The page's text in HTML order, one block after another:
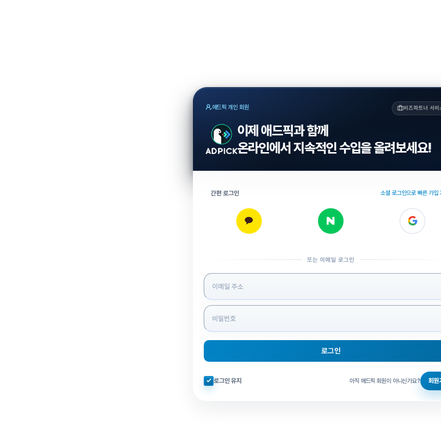
애드픽 개인 회원 비즈파트너 서비
이제 애드픽과 함께
온라인에서 지속적인 수입을 올려보세요!
간편 로그인 소셜 로그인으로 빠른 가입
또는 이메일 로그인
로그인 정보 입력
로그인
자동로그인 체크
로그인 유지 아직 애드픽 회원이 아니신가요? 회원